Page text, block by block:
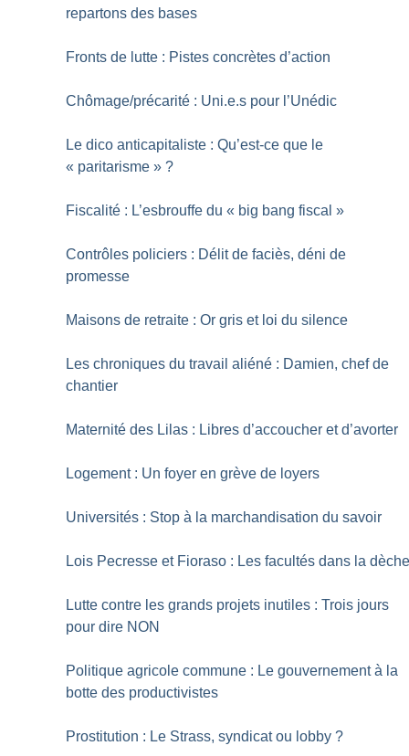
repartons des bases
Fronts de lutte : Pistes concrètes d’action
Chômage/précarité : Uni.e.s pour l’Unédic
Le dico anticapitaliste : Qu’est-ce que le
« paritarisme » ?
Fiscalité : L’esbrouffe du « big bang fiscal »
Contrôles policiers : Délit de faciès, déni de
promesse
Maisons de retraite : Or gris et loi du silence
Les chroniques du travail aliéné : Damien, chef de
chantier
Maternité des Lilas : Libres d’accoucher et d’avorter
Logement : Un foyer en grève de loyers
Universités : Stop à la marchandisation du savoir
Lois Pecresse et Fioraso : Les facultés dans la
Lutte contre les grands projets inutiles : Trois jours
pour dire NON
Politique agricole commune : Le gouvernement à la
botte des productivistes
Prostitution : Le Strass, syndicat ou lobby ?